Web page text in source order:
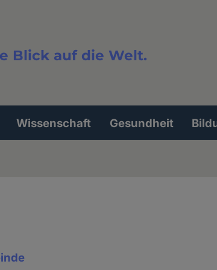
Blick auf die Welt.
Wissenschaft Gesundheit